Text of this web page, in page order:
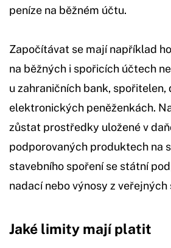
peníze na běžném účtu.
Započítávat se mají například
na běžných i spořicích účtech
u zahraničních bank, spořitelen,
elektronických peněženkách.
zůstat prostředky uložené v
podporovaných produktech na
stavebního spoření se státní
nadací nebo výnosy z veřejných
Jaké limity mají platit